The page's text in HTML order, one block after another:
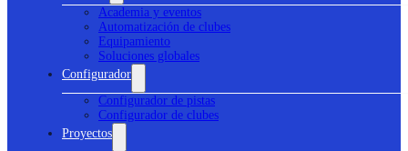
Academia y eventos
Automatización de clubes
Equipamiento
Soluciones globales
Configurador
Configurador de pistas
Configurador de clubes
Proyectos